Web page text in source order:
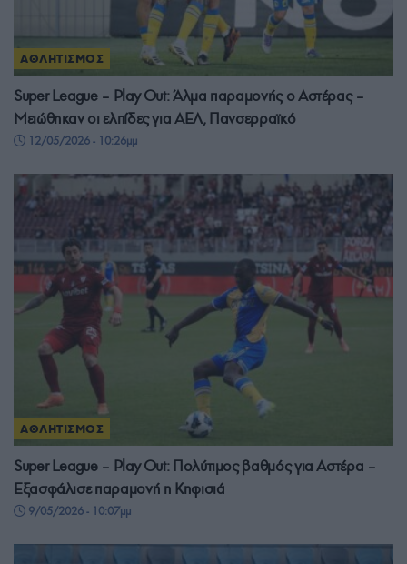
ΑΘΛΗΤΙΣΜΟΣ
Super League – Play Out: Άλμα παραμονής ο Αστέρας –
Μειώθηκαν οι ελπίδες για ΑΕΛ, Πανσερραϊκό
12/05/2026 - 10:26μμ
ΑΘΛΗΤΙΣΜΟΣ
Super League – Play Out: Πολύτιμος βαθμός για Αστέρα –
Εξασφάλισε παραμονή η Κηφισιά
9/05/2026 - 10:07μμ